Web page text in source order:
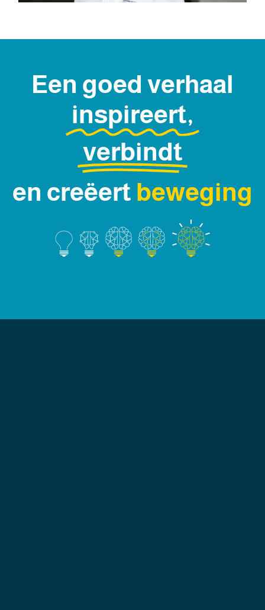
Een goed verhaal
inspireert,
verbindt
en creëert beweging